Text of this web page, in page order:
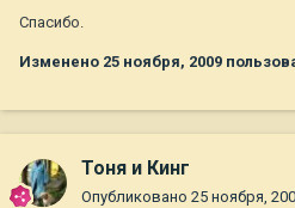
Спасибо.
Изменено 25 ноября, 2009
Тоня и Кинг
Опубликовано 25 ноября,